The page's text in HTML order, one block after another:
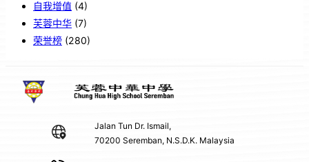
自我增值 (4)
芙蓉中华 (7)
荣誉榜 (280)
Jalan Tun Dr. Ismail,
70200 Seremban, N.S.D.K. Malaysia